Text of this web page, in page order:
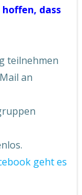
dass
teilnehmen
an
geht es